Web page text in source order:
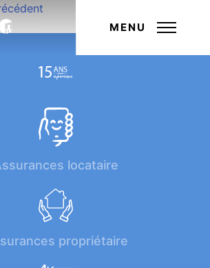
MENU
locataire
propriétaire